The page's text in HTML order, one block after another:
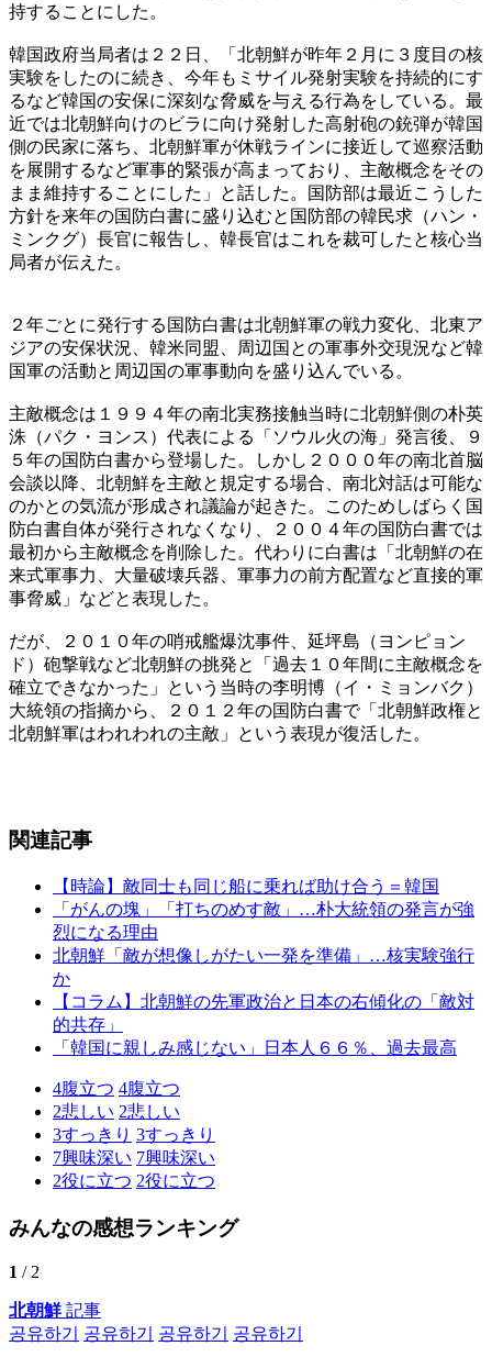
持することにした。
韓国政府当局者は２２日、「北朝鮮が昨年２月に３度目の核
実験をしたのに続き、今年もミサイル発射実験を持続的にす
るなど韓国の安保に深刻な脅威を与える行為をしている。最
近では北朝鮮向けのビラに向け発射した高射砲の銃弾が韓国
側の民家に落ち、北朝鮮軍が休戦ラインに接近して巡察活動
を展開するなど軍事的緊張が高まっており、主敵概念をその
まま維持することにした」と話した。国防部は最近こうした
方針を来年の国防白書に盛り込むと国防部の韓民求（ハン・
ミンクグ）長官に報告し、韓長官はこれを裁可したと核心当
局者が伝えた。
２年ごとに発行する国防白書は北朝鮮軍の戦力変化、北東ア
ジアの安保状況、韓米同盟、周辺国との軍事外交現況など韓
国軍の活動と周辺国の軍事動向を盛り込んでいる。
主敵概念は１９９４年の南北実務接触当時に北朝鮮側の朴英
洙（パク・ヨンス）代表による「ソウル火の海」発言後、９
５年の国防白書から登場した。しかし２０００年の南北首脳
会談以降、北朝鮮を主敵と規定する場合、南北対話は可能な
のかとの気流が形成され議論が起きた。このためしばらく国
防白書自体が発行されなくなり、２００４年の国防白書では
最初から主敵概念を削除した。代わりに白書は「北朝鮮の在
来式軍事力、大量破壊兵器、軍事力の前方配置など直接的軍
事脅威」などと表現した。
だが、２０１０年の哨戒艦爆沈事件、延坪島（ヨンピョン
ド）砲撃戦など北朝鮮の挑発と「過去１０年間に主敵概念を
確立できなかった」という当時の李明博（イ・ミョンバク）
大統領の指摘から、２０１２年の国防白書で「北朝鮮政権と
北朝鮮軍はわれわれの主敵」という表現が復活した。
関連記事
【時論】敵同士も同じ船に乗れば助け合う＝韓国
「がんの塊」「打ちのめす敵」…朴大統領の発言が強
烈になる理由
北朝鮮「敵が想像しがたい一発を準備」…核実験強行
か
【コラム】北朝鮮の先軍政治と日本の右傾化の「敵対
的共存」
「韓国に親しみ感じない」日本人６６％、過去最高
4腹立つ 4腹立つ
2悲しい 2悲しい
3すっきり 3すっきり
7興味深い 7興味深い
2役に立つ 2役に立つ
みんなの感想ランキング
1 / 2
北朝鮮記事
공유하기
공유하기 공유하기 공유하기